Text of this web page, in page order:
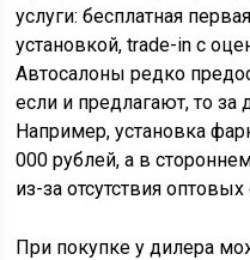
услуги: бесплатная
установкой, trade-in с
Автосалоны редко
если и предлагают, то за
Например, установка
000 рублей, а в
из-за отсутствия
При покупке у дилера